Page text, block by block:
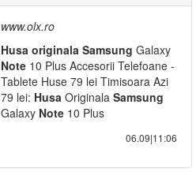
www.olx.ro
Husa originala Samsung Galaxy
Note 10 Plus Accesorii Telefoane -
Tablete Huse 79 lei Timisoara Azi
79 lei: Husa Originala Samsung
Galaxy Note 10 Plus
06.09|11:06